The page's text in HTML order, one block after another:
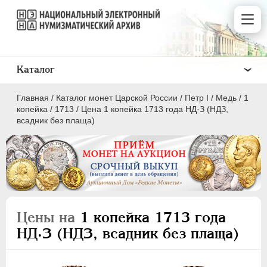
Главная / Каталог монет Царской России / Пeтр I / Медь / 1
копейка / 1713 / Цена 1 копейка 1713 года НД·З (НДЗ,
всадник без плаща)
Цены на 1 копейка 1713 года
НД·З (НДЗ, всадник без плаща)
Каталог
ПEТР I 1699 - 1725
Серебро
Медь